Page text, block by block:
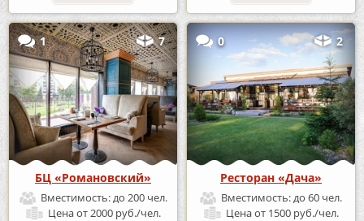
1 7
БЦ «Романовский»
Вместимость:до 200 чел.
Ценаот 2000 руб./чел.
0 2
Ресторан «Дача»
Вместимость:до 60 чел.
Ценаот 1500 руб./чел.